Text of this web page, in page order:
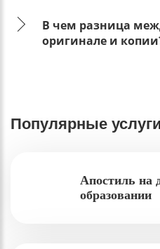
В чем разница
оригинале и
Популярные услуги
Апостиль на
образовании